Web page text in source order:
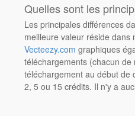
Quelles sont les
Les principales différences
meilleure valeur réside dans
Vecteezy.com graphiques
téléchargements (chacun
téléchargement au début de
2, 5 ou 15 crédits. Il n'y a